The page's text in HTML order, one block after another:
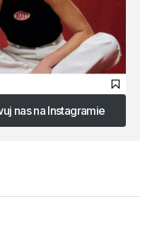
nas na Instagramie
nas na Instagramie